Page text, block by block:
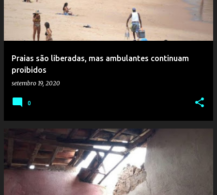
Praias são liberadas, mas ambulantes continuam
proibidos
setembro 19, 2020
0